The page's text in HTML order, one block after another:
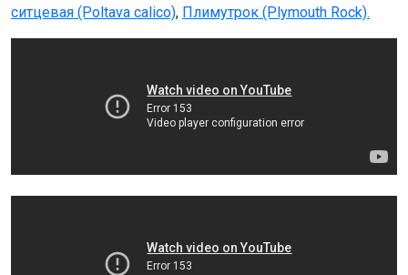
ситцевая (Poltava calico), Плимутрок (Plymouth Rock).